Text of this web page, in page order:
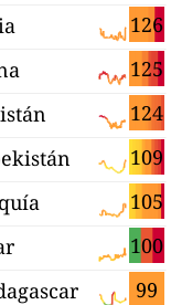
126
125
124
109
105
100
99